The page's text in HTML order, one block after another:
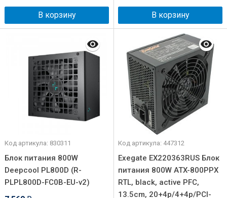
В корзину В корзину
Код артикула: 830311
Блок питания 800W
Deepcool PL800D (R-
PLPL800D-FC0B-EU-v2)
Код артикула: 447312
Exegate EX220363RUS Блок
питания 800W ATX-800PPX
RTL, black, active PFC,
13.5cm, 20+4p/4+4p/PCI-